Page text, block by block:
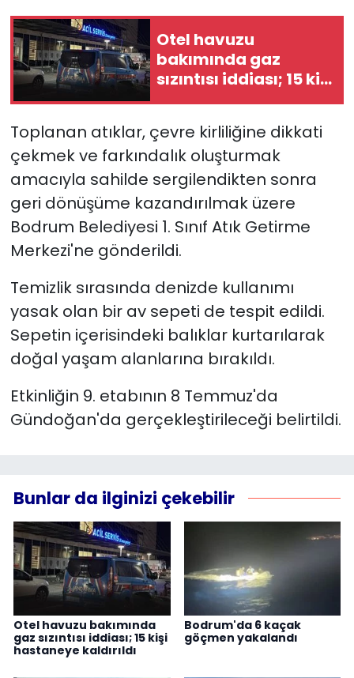
Otel havuzu
bakımında gaz
sızıntısı iddiası; 15 kişi
hastaneye kaldırıldı
Toplanan atıklar, çevre kirliliğine dikkati
çekmek ve farkındalık oluşturmak
amacıyla sahilde sergilendikten sonra
geri dönüşüme kazandırılmak üzere
Bodrum Belediyesi 1. Sınıf Atık Getirme
Merkezi'ne gönderildi.
Temizlik sırasında denizde kullanımı
yasak olan bir av sepeti de tespit edildi.
Sepetin içerisindeki balıklar kurtarılarak
doğal yaşam alanlarına bırakıldı.
Etkinliğin 9. etabının 8 Temmuz'da
Gündoğan'da gerçekleştirileceği belirtildi.
Bunlar da ilginizi çekebilir
Otel havuzu bakımında
gaz sızıntısı iddiası; 15 kişi
hastaneye kaldırıldı
Bodrum'da 6 kaçak
göçmen yakalandı